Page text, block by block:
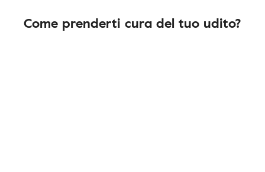
Come prenderti cura del tuo udito?